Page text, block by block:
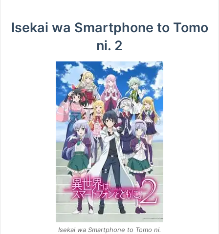
Isekai wa Smartphone to Tomo
ni. 2
Isekai wa Smartphone to Tomo ni.